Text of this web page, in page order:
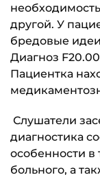
другой. У
бредовые
Диагноз
Пациентка
Слушатели
диагностика
особенности в
больного, а